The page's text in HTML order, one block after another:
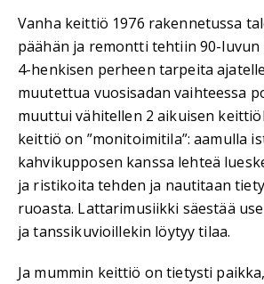
Vanha keittiö 1976 rakennetussa
päähän ja remontti tehtiin 90-
4-henkisen perheen tarpeita
muutettua vuosisadan vaihteessa
muuttui vähitellen 2 aikuisen
keittiö on ”monitoimitila”: aamulla
kahvikupposen kanssa lehteä
ja ristikoita tehden ja nautitaan
ruoasta. Lattarimusiikki säestää
ja tanssikuvioillekin löytyy tilaa.
Ja mummin keittiö on tietysti